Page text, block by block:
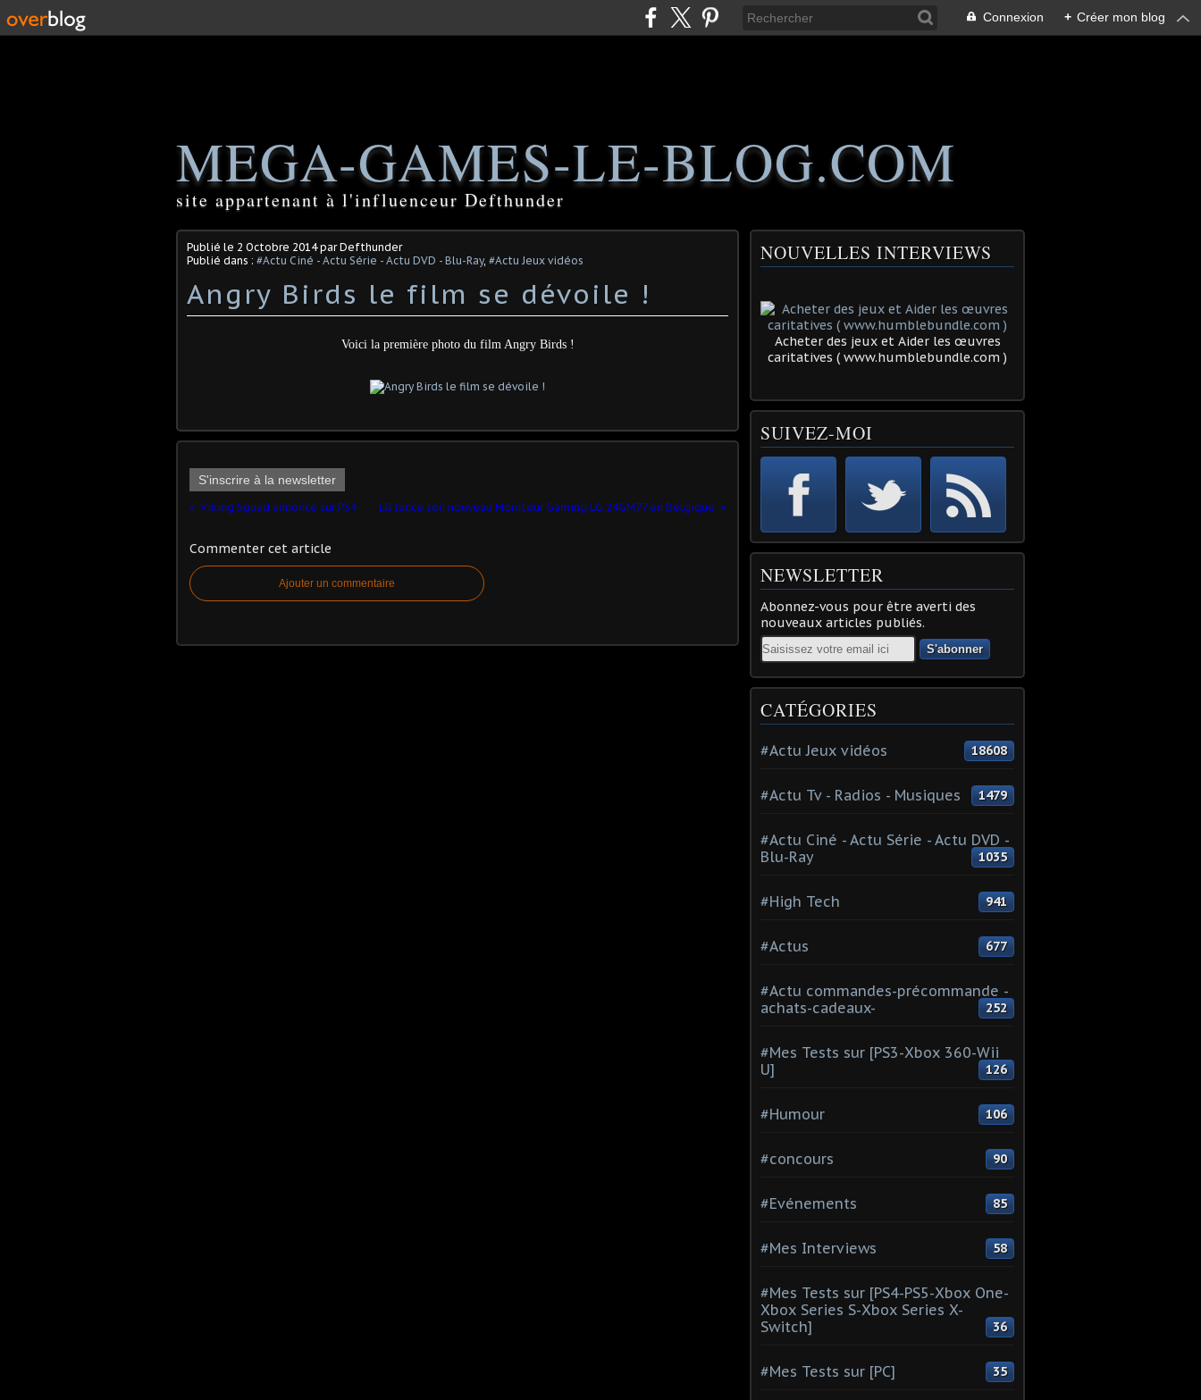
Connexion + Créer mon blog
MEGA-GAMES-LE-BLOG.COM
site appartenant à l'influenceur Defthunder
Publié le 2 Octobre 2014par Defthunder
Publié dans : #Actu Ciné - Actu Série - Actu DVD - Blu-Ray, #Actu Jeux vidéos
Voici la première photo du film Angry Birds !
S'inscrire à la newsletter
Viking Squad annoncé sur PS4 LG lance son nouveau Moniteur Gaming LG 24GM77 en Belgique
Commenter cet article
Ajouter un commentaire
NOUVELLES INTERVIEWS
Acheter des jeux et Aider les œuvres
caritatives ( www.humblebundle.com )
SUIVEZ-MOI
NEWSLETTER
Abonnez-vous pour être averti des
nouveaux articles publiés.
Email
CATÉGORIES
#Actu Jeux vidéos 18608
#Actu Tv - Radios - Musiques 1479
#Actu Ciné - Actu Série - Actu DVD -
Blu-Ray
1035
#High Tech 941
#Actus 677
#Actu commandes-précommande -
achats-cadeaux-
252
#Mes Tests sur [PS3-Xbox 360-Wii
U]
126
#Humour 106
#concours 90
#Evénements 85
#Mes Interviews 58
#Mes Tests sur [PS4-PS5-Xbox One-
Xbox Series S-Xbox Series X-
Switch]
36
#Mes Tests sur [PC] 35